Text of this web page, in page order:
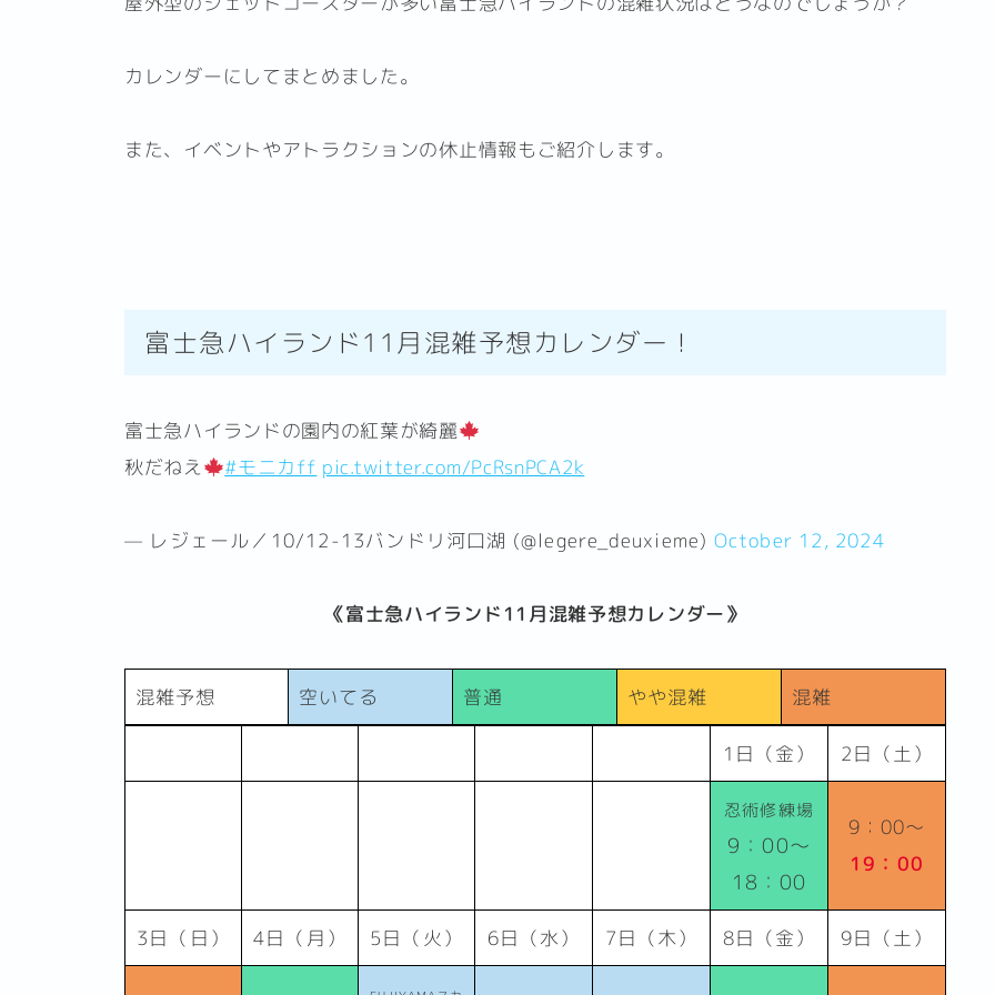
カレンダーにしてまとめました。
また、イベントやアトラクションの休止情報もご紹介します。
富士急ハイランド11月混雑予想カレンダー！
富士急ハイランドの園内の紅葉が綺麗
秋だねえ
#モニカff pic.twitter.com/PcRsnPCA2k
— レジェール／10/12-13バンドリ河口湖 (@legere_deuxieme) October 12, 2024
《富士急ハイランド11月混雑予想カレンダー》
混雑予想 空いてる 普通 やや混雑 混雑
1日（金） 2日（土）
忍術修練場
9：00～
18：00
9：00～
19：00
3日（日） 4日（月） 5日（火） 6日（水） 7日（木） 8日（金） 9日（土）